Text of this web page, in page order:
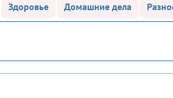
Здоровье Домашние дела